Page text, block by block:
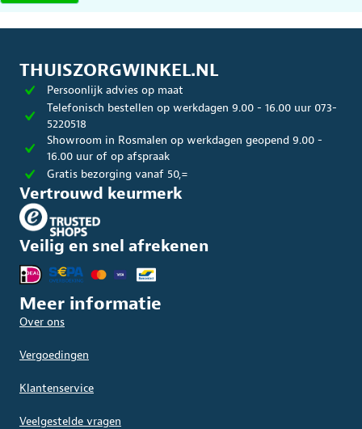
THUISZORGWINKEL.NL
Persoonlijk advies op maat
Telefonisch bestellen op werkdagen 9.00 - 16.00 uur 073-
5220518
Showroom in Rosmalen op werkdagen geopend 9.00 -
16.00 uur of op afspraak
Gratis bezorging vanaf 50,=
Vertrouwd keurmerk
Veilig en snel afrekenen
Meer informatie
Over ons
Vergoedingen
Klantenservice
Veelgestelde vragen